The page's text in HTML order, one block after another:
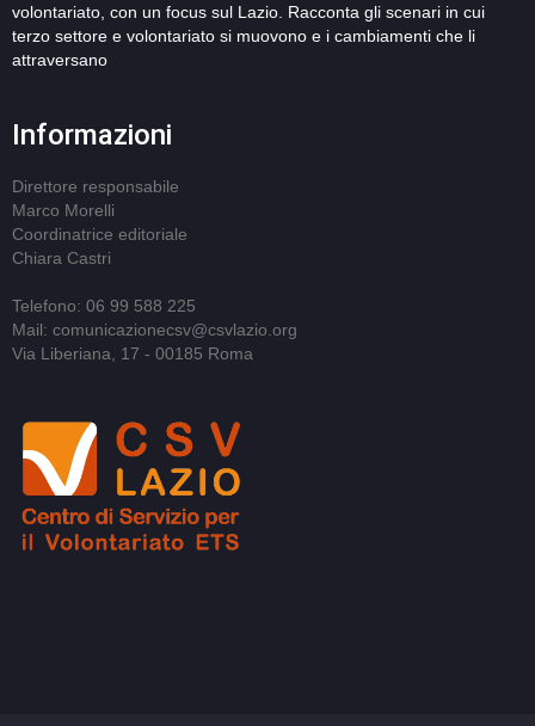
volontariato, con un focus sul Lazio. Racconta gli scenari in cui
terzo settore e volontariato si muovono e i cambiamenti che li
attraversano
Informazioni
Direttore responsabile
Marco Morelli
Coordinatrice editoriale
Chiara Castri
Telefono: 06 99 588 225
Mail: comunicazionecsv@csvlazio.org
Via Liberiana, 17 - 00185 Roma